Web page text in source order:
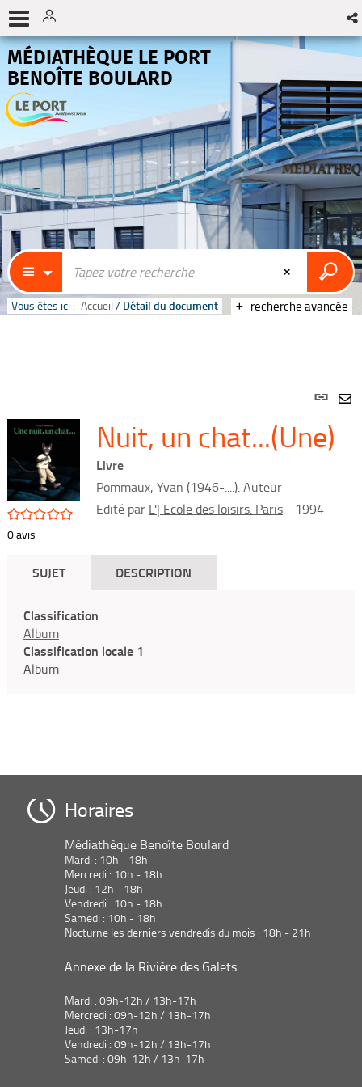
MÉDIATHÈQUE LE PORT
BENOÎTE BOULARD
recherche avancée
Vous êtes ici : Accueil / Détail du document
Lien
/5
0avis
Nuit, un chat...(Une)
Livre
Pommaux, Yvan (1946-....). Auteur
Edité par L'| Ecole des loisirs. Paris - 1994
SUJET DESCRIPTION
Classification
Album
Classification locale 1
Album
Horaires
Médiathèque Benoîte Boulard
Mardi : 10h - 18h
Mercredi : 10h - 18h
Jeudi : 12h - 18h
Vendredi : 10h - 18h
Samedi : 10h - 18h
Nocturne les derniers vendredis du mois : 18h - 21h
Annexe de la Rivière des Galets
Mardi : 09h-12h / 13h-17h
Mercredi : 09h-12h / 13h-17h
Jeudi : 13h-17h
Vendredi : 09h-12h / 13h-17h
Samedi : 09h-12h / 13h-17h